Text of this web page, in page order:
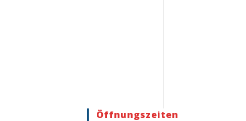
Öffnungszeiten